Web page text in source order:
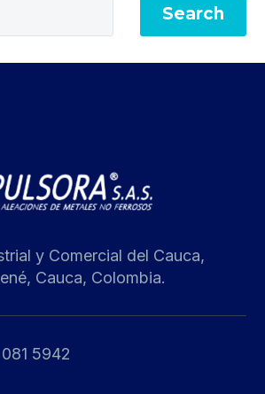
Search
y Comercial del Cauca,
Cauca, Colombia.
5942